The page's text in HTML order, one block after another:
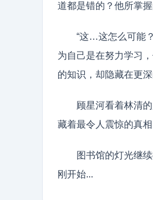
道都是错的？他所掌
“这…这怎么可能
为自己是在努力学习
的知识，却隐藏在更深
顾星河看着林清
藏着最令人震惊的真相
图书馆的灯光继
刚开始...